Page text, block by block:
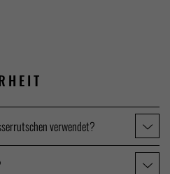
verwendet?